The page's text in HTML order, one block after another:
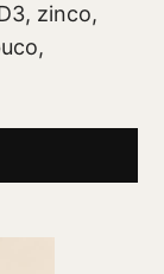
zinco,